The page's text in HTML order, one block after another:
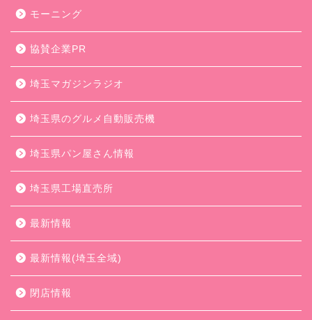
モーニング
協賛企業PR
埼玉マガジンラジオ
埼玉県のグルメ自動販売機
埼玉県パン屋さん情報
埼玉県工場直売所
最新情報
最新情報(埼玉全域)
閉店情報